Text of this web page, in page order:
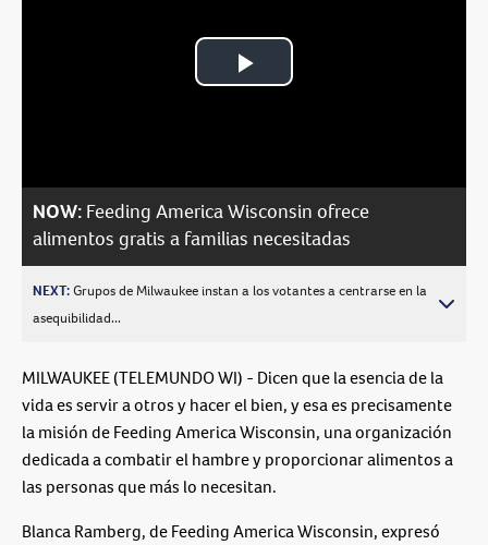
Play
NOW: Feeding America Wisconsin ofrece
alimentos gratis a familias necesitadas
NEXT:Grupos de Milwaukee instan a los votantes a centrarse en la
asequibilidad...
MILWAUKEE (TELEMUNDO WI) - Dicen que la esencia de la
vida es servir a otros y hacer el bien, y esa es precisamente
la misión de Feeding America Wisconsin, una organización
dedicada a combatir el hambre y proporcionar alimentos a
las personas que más lo necesitan.
Blanca Ramberg, de Feeding America Wisconsin, expresó